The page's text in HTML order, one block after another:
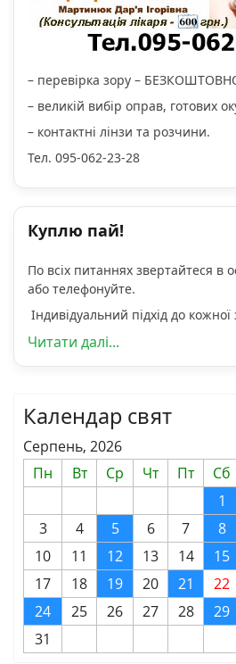
– перевірка зору –
– великій вибір оправ, готових
– контактні лінзи та розчини.
Тел. 095-062-23-28
Куплю пай!
По всіх питаннях звертайтеся в
або телефонуйте.
Індивідуальний підхід до
Читати далі...
Календар свят
Серпень, 2026
Пн
Вт Ср Чт Пт Сб
1
3
4 5 6 7 8
10
11 12 13 14 15
17
18 19 20 21 22
24
25 26 27 28 29
31